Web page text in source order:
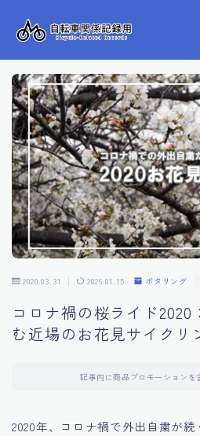
2020.03.31 2026.01.15 ポタリング
コロナ禍の桜ライド
む近場のお花見サイクリ
記事内に商品プロモーションを
2020年、コロナ禍で外出自粛が